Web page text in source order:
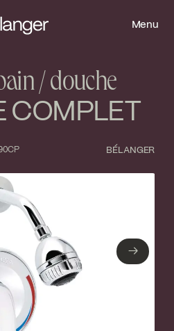
Menu
Menu
/ douche
COMPLET
BÉLANGER
→